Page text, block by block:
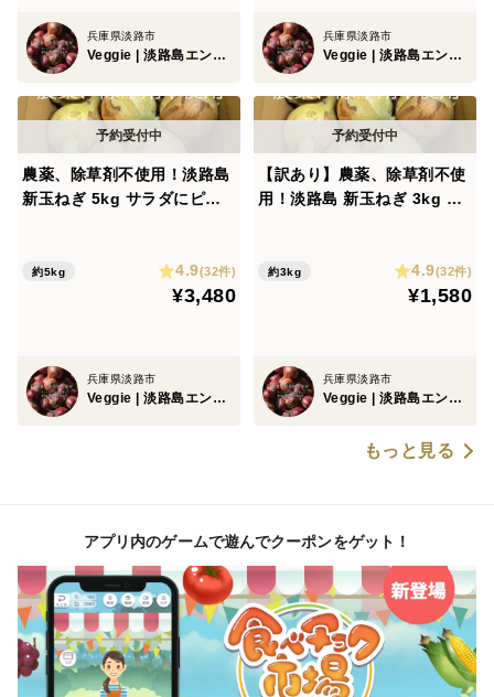
兵庫県淡路市
Veggie | 淡路島エンジニア農家
兵庫県淡路市
Veggie | 淡路島エンジニア農家
農薬、除草剤不使用！淡路島
新玉ねぎ 5kg サラダにピッ
約5kg 4.9(32件)
¥3,480
兵庫県淡路市
Veggie | 淡路島エンジニア農家
【訳あり】農薬、除草剤不使
用！淡路島 新玉ねぎ 3kg サ
賞味あれ。
約3kg 4.9(32件)
¥1,580
兵庫県淡路市
Veggie | 淡路島エンジニア農家
もっと見る
アプリ内のゲームで遊んでクーポンをゲット！